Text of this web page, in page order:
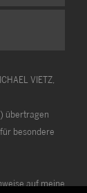
VIETZ,
übertragen
besondere
auf meine